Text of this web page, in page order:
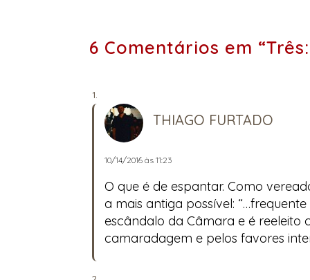
6 Comentários em
THIAGO FURTADO
10/14/2016 às 11:23
O que é de espantar. Como
a mais antiga possível:
escândalo da Câmara e é reeleito
camaradagem e pelos favores